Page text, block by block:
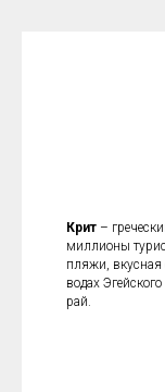
Крит –
миллионы
пляжи, вкусная
водах
рай.